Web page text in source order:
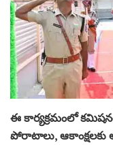
ఈ కార్యక్రమంలో
పోరాటాలు, ఆకాంక్షలకు